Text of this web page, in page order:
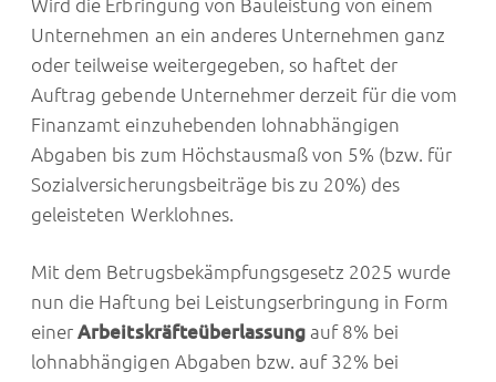
Wird die Erbringung von Bauleistung von einem
Unternehmen an ein anderes Unternehmen ganz
oder teilweise weitergegeben, so haftet der
Auftrag gebende Unternehmer derzeit für die vom
Finanzamt einzuhebenden lohnabhängigen
Abgaben bis zum Höchstausmaß von 5% (bzw. für
Sozialversicherungsbeiträge bis zu 20%) des
geleisteten Werklohnes.
Mit dem Betrugsbekämpfungsgesetz 2025 wurde
nun die Haftung bei Leistungserbringung in Form
einerArbeitskräfteüberlassungauf 8% bei
lohnabhängigen Abgaben bzw. auf 32% bei